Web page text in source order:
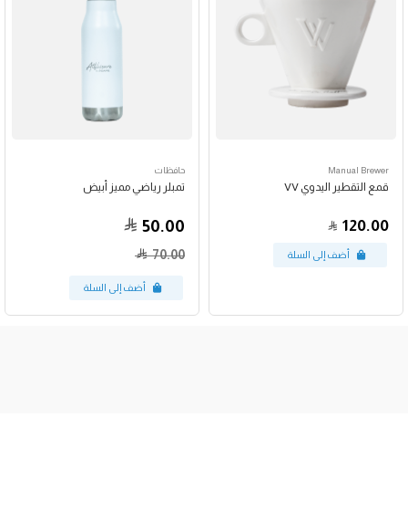
Manual Brewer
قمع التقطير اليدوي VV
120.00
حافظات
تمبلر رياضي مميز أبيض
50.00
70.00